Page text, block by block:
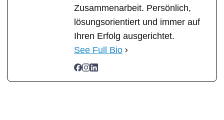
Zusammenarbeit. Persönlich,
lösungsorientiert und immer auf
Ihren Erfolg ausgerichtet.
See Full Bio